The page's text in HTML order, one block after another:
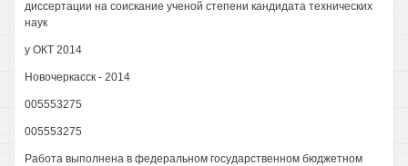
диссертации на соискание ученой степени кандидата технических
наук
у ОКТ 2014
Новочеркасск - 2014
005553275
005553275
Работа выполнена в федеральном государственном бюджетном